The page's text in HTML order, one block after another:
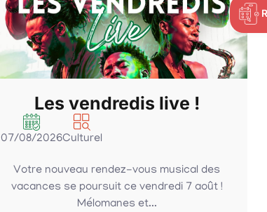
Les vendredis live !
07/08/2026Culturel
Votre nouveau rendez-vous musical des
vacances se poursuit ce vendredi 7 août !
Mélomanes et...